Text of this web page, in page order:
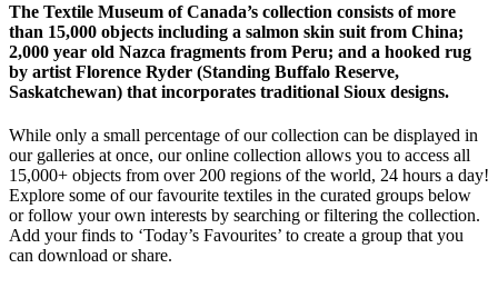
The Textile Museum of Canada’s collection consists of more
than 15,000 objects including a salmon skin suit from China;
2,000 year old Nazca fragments from Peru; and a hooked rug
by artist Florence Ryder (Standing Buffalo Reserve,
Saskatchewan) that incorporates traditional Sioux designs.
While only a small percentage of our collection can be displayed in
our galleries at once, our online collection allows you to access all
15,000+ objects from over 200 regions of the world, 24 hours a day!
Explore some of our favourite textiles in the curated groups below
or follow your own interests by searching or filtering the collection.
Add your finds to ‘Today’s Favourites’ to create a group that you
can download or share.